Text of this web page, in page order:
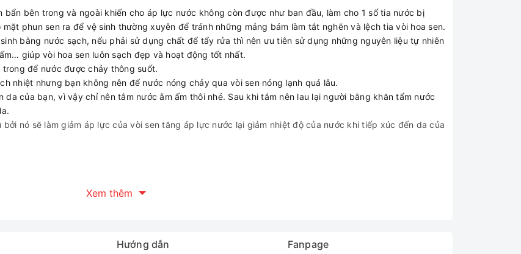
bên trong và ngoài khiến cho áp lực nước không còn được như ban đầu, làm cho 1 số tia nước bị
phun sen ra để vệ sinh thường xuyên để tránh những mảng bám làm tắt nghẽn và lệch tia vòi hoa sen.
bằng nước sạch, nếu phải sử dụng chất để tẩy rửa thì nên ưu tiên sử dụng những nguyên liệu tự nhiên
giúp vòi hoa sen luôn sạch đẹp và hoạt động tốt nhất.
để nước được chảy thông suốt.
nhiệt nhưng bạn không nên để nước nóng chảy qua vòi sen nóng lạnh quá lâu.
của bạn, vì vậy chỉ nên tắm nước âm ấm thôi nhé. Sau khi tắm nên lau lại người bằng khăn tẩm nước
nó sẽ làm giảm áp lực của vòi sen tăng áp lực nước lại giảm nhiệt độ của nước khi tiếp xúc đến da của
Xem thêm
Hướng dẫn Fanpage